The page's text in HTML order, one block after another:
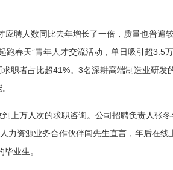
应聘人数同比去年增长了一倍，质量也普遍
跑春天”青年人才交流活动，单日吸引超3.5
职者占比超41%。3名深耕高端制造业研发
上万人次的求职咨询。公司招聘负责人张
力资源业务合作伙伴闫先生直言，年后在线
业生。